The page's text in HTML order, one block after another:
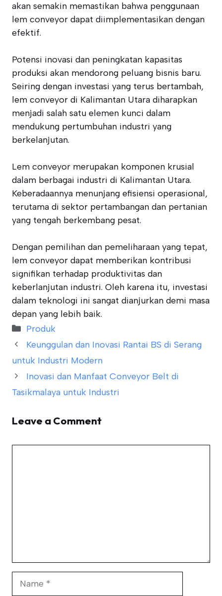
akan semakin memastikan bahwa penggunaan
lem conveyor dapat diimplementasikan dengan
efektif.
Potensi inovasi dan peningkatan kapasitas
produksi akan mendorong peluang bisnis baru.
Seiring dengan investasi yang terus bertambah,
lem conveyor di Kalimantan Utara diharapkan
menjadi salah satu elemen kunci dalam
mendukung pertumbuhan industri yang
berkelanjutan.
Lem conveyor merupakan komponen krusial
dalam berbagai industri di Kalimantan Utara.
Keberadaannya menunjang efisiensi operasional,
terutama di sektor pertambangan dan pertanian
yang tengah berkembang pesat.
Dengan pemilihan dan pemeliharaan yang tepat,
lem conveyor dapat memberikan kontribusi
signifikan terhadap produktivitas dan
keberlanjutan industri. Oleh karena itu, investasi
dalam teknologi ini sangat dianjurkan demi masa
depan yang lebih baik.
Categories
Produk
Keunggulan dan Inovasi Rantai BS di Serang
untuk Industri Modern
Inovasi dan Manfaat Conveyor Belt di
Tasikmalaya untuk Industri
Leave a Comment